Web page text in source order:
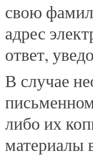
свою
адрес
ответ,
В случае
либо их
материалы